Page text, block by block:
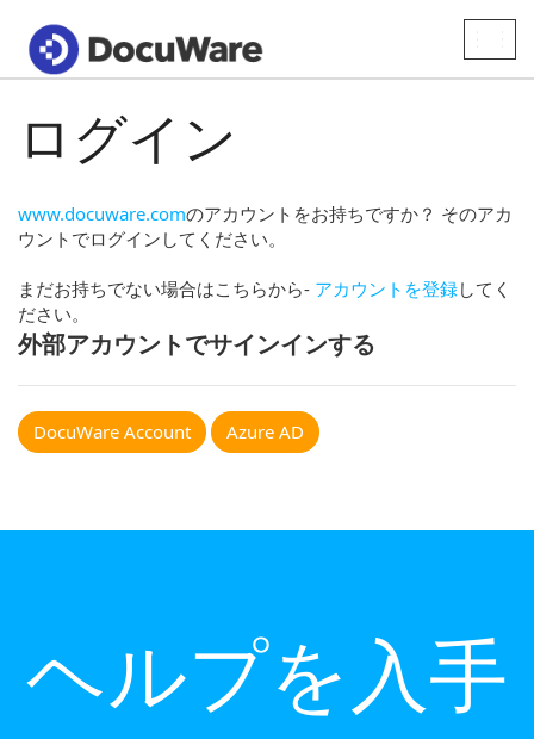
ログイン
www.docuware.comのアカウントをお持ちですか？ そのアカ
ウントでログインしてください。
まだお持ちでない場合はこちらから- アカウントを登録してく
ださい。
外部アカウントでサインインする
DocuWare Account Azure AD
ヘルプを入手